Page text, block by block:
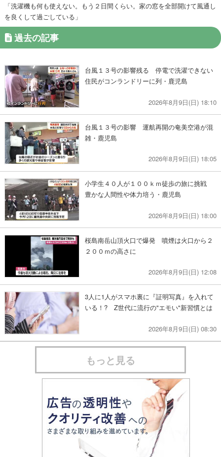
「洗濯機も何も使えない。もう２日間くらい。家の窓を全部開けて風通し
を良くして過ごしている」
過去の記事
台風１３号の影響残る 停電で洗濯できない
住民がコンランドリーに列・鹿児島
2026年8月9日(日) 18:10
台風１３号の影響 運航再開の奄美空港が混
雑・鹿児島
2026年8月9日(日) 18:05
小学生４０人が１００ｋｍ徒歩の旅に挑戦
豊かな人間性や体力培う・鹿児島
2026年8月9日(日) 18:00
桜島南岳山頂火口で爆発 噴煙は火口から２
２００ｍの高さに
2026年8月9日(日) 12:08
3人に1人がスマホ裏に『証明写真』を入れて
いる！? Z世代に流行の"エモい"新習慣とは
2026年8月9日(日) 08:30
もっと見る